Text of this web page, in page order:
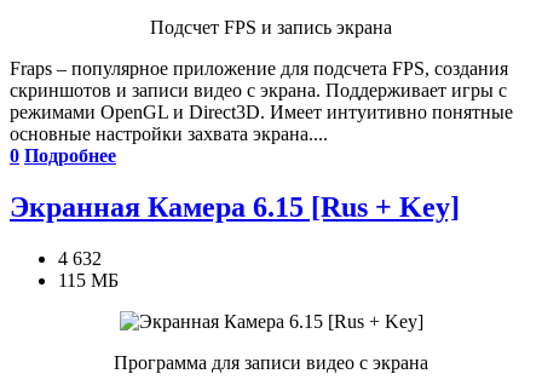
Подсчет FPS и запись экрана
Fraps – популярное приложение для подсчета FPS, создания
скриншотов и записи видео с экрана. Поддерживает игры с
режимами OpenGL и Direct3D. Имеет интуитивно понятные
основные настройки захвата экрана....
0 Подробнее
Экранная Камера 6.15 [Rus + Key]
4 632
115 МБ
Программа для записи видео с экрана